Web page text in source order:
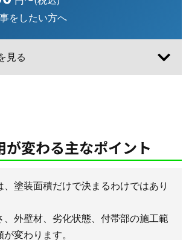
をしたい方へ
見る
が変わる主なポイント
塗装面積だけで決まるわけではあり
、外壁材、劣化状態、付帯部の施工範
変わります。